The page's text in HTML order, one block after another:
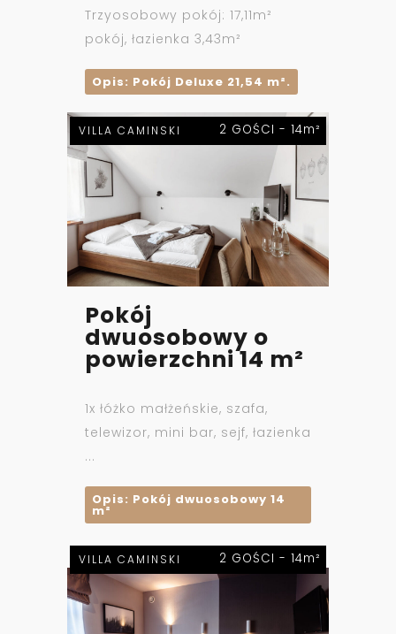
Trzyosobowy pokój: 17,11m²
pokój, łazienka 3,43m²
Opis: Pokój Deluxe 21,54 m².
Pokój
dwuosobowy o
powierzchni 14 m²
1x łóżko małżeńskie, szafa,
telewizor, mini bar, sejf, łazienka
...
Opis: Pokój dwuosobowy 14
m²
VILLA CAMINSKI 2 GOŚCI - 14m²
VILLA CAMINSKI 2 GOŚCI - 14m²